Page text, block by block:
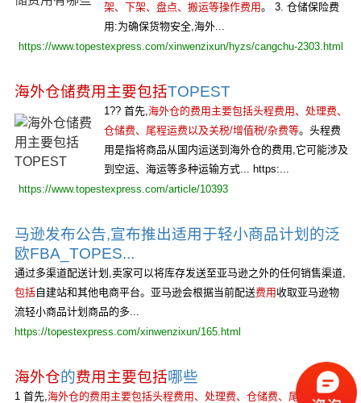
架、下架、盘点、搬运等操作费用。 3. 仓储保险费
用:为确保货物安全,海外...
https://www.topestexpress.com/xinwenzixun/hyzs/cangchu-2303.html
海外仓储费用主要包括TOPEST
1?? 首先,海外仓的费用主要包括头程费用、处理费、
仓储费、尾程运费以及关税/增值税/杂费等。头程费
用是指将商品从国内运送到海外仓的费用,它可能涉及
到空运、海运等多种运输方式... https:...
https://www.topestexpress.com/article/10393
马逊发布公告,宣布推出适用于轻小商品计划的泛
欧FBA_TOPES...
通过多渠道配送计划,卖家可以将库存发送至亚马逊之外的任何销售渠道,
包括自建站和其他电商平台。亚马逊会根据当前配送费用 收取亚马逊物
流轻小商品计划商品的多...
https://topestexpress.com/xinwenzixun/165.html
海外仓的费用主要包括哪些
1 首先,海外仓的费用主要包括头程费用、处理费、仓储费、尾程运费以